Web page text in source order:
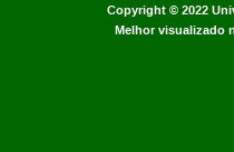
Copyright © 2022
Melhor visualizado